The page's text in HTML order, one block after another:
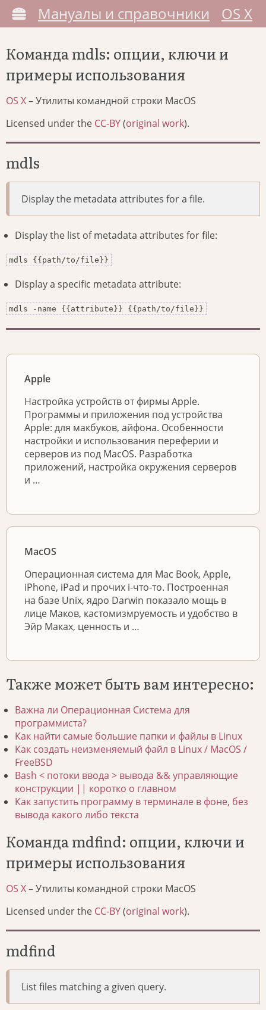
Мануалы и справочники OS X
Команда mdls: опции, ключи и
примеры использования
OS X– Утилиты командной строки MacOS
Licensed under the CC-BY(original work).
mdls
Display the metadata attributes for a file.
Display the list of metadata attributes for file:
mdls {{path/to/file}}
Display a specific metadata attribute:
mdls -name {{attribute}} {{path/to/file}}
Apple
Настройка устройств от фирмы Apple.
Программы и приложения под устройства
Apple: для макбуков, айфона. Особенности
настройки и использования переферии и
серверов из под MacOS. Разработка
приложений, настройка окружения серверов
и …
MacOS
Операционная система для Mac Book, Apple,
iPhone, iPad и прочих i-что-то. Построенная
на базе Unix, ядро Darwin показало мощь в
лице Маков, кастомизмруемость и удобство в
Эйр Маках, ценность и …
Также может быть вам интересно:
Важна ли Операционная Система для
программиста?
Как найти самые большие папки и файлы в Linux
Как создать неизменяемый файл в Linux / MacOS /
FreeBSD
Bash < потоки ввода > вывода && управляющие
конструкции || коротко о главном
Как запустить программу в терминале в фоне, без
вывода какого либо текста
Команда mdfind: опции, ключи и
примеры использования
OS X– Утилиты командной строки MacOS
Licensed under the CC-BY(original work).
mdfind
List files matching a given query.